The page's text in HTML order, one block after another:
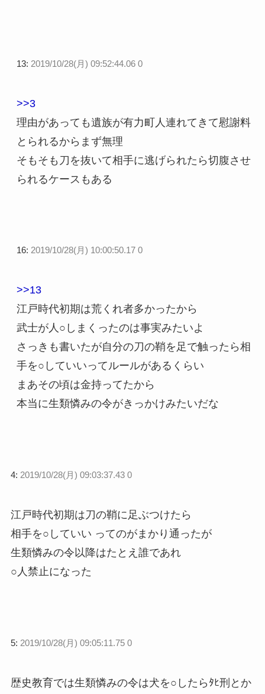
13: 2019/10/28(月) 09:52:44.06 0
>>3
理由があっても遺族が有力町人連れてきて慰謝料
とられるからまず無理
そもそも刀を抜いて相手に逃げられたら切腹させ
られるケースもある
16: 2019/10/28(月) 10:00:50.17 0
>>13
江戸時代初期は荒くれ者多かったから
武士が人○しまくったのは事実みたいよ
さっきも書いたが自分の刀の鞘を足で触ったら相
手を○していいってルールがあるくらい
まあその頃は金持ってたから
本当に生類憐みの令がきっかけみたいだな
4: 2019/10/28(月) 09:03:37.43 0
江戸時代初期は刀の鞘に足ぶつけたら
相手を○していい ってのがまかり通ったが
生類憐みの令以降はたとえ誰であれ
○人禁止になった
5: 2019/10/28(月) 09:05:11.75 0
歴史教育では生類憐みの令は犬を○したらﾀﾋ刑とか